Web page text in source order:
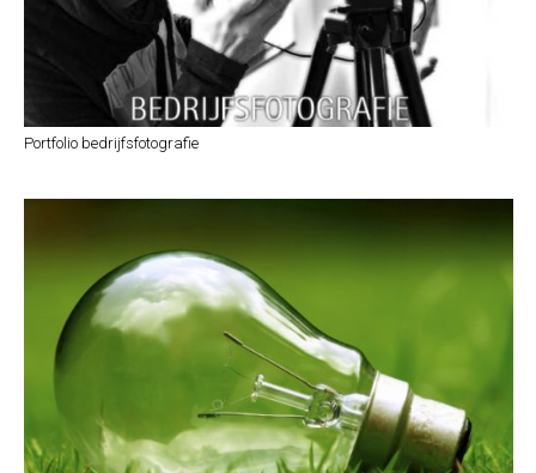
Portfolio bedrijfsfotografie